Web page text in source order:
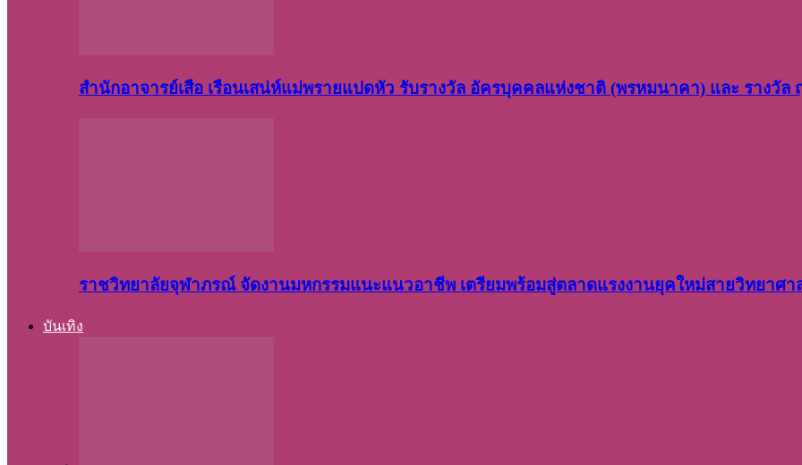
สำนักอาจารย์เสือ เรือนเสน่ห์แม่พรายแปดหัว รับรางวัล อัครบุคคลแห่งชาติ (พรหมนาคา) และ รางวัล
ราชวิทยาลัยจุฬาภรณ์ จัดงานมหกรรมแนะแนวอาชีพ เตรียมพร้อมสู่ตลาดแรงงานยุคใหม่สายวิทยาศ
บันเทิง